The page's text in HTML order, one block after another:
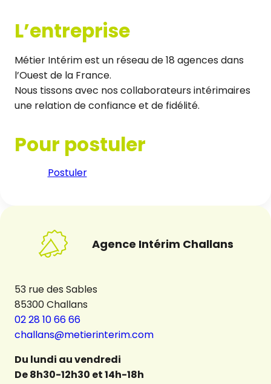
L’entreprise
Métier Intérim est un réseau de 18 agences dans
l’Ouest de la France.
Nous tissons avec nos collaborateurs intérimaires
une relation de confiance et de fidélité.
Pour postuler
Postuler
Agence Intérim Challans
53 rue des Sables
85300 Challans
02 28 10 66 66
challans@metierinterim.com
Du lundi au vendredi
De 8h30-12h30 et 14h-18h